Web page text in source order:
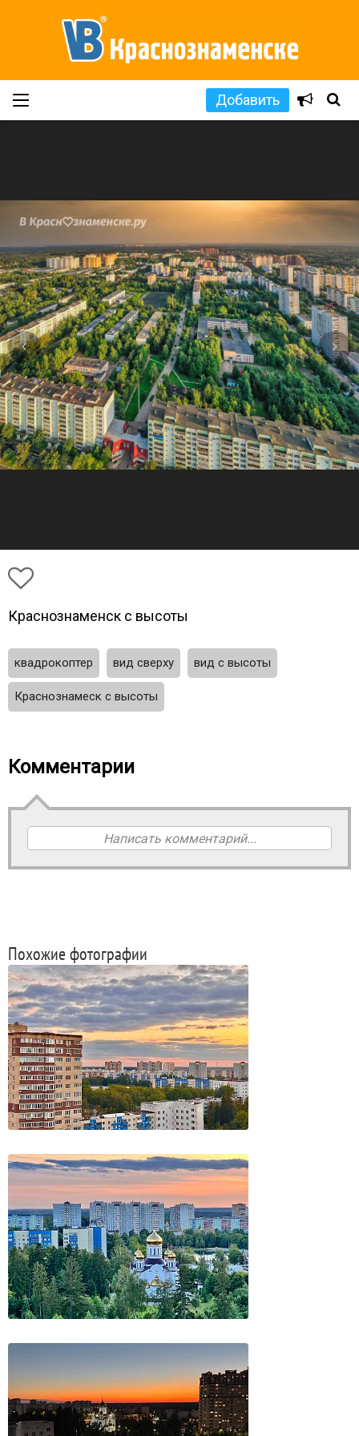
Добавить
Краснознаменск с высоты
квадрокоптер вид сверху вид с высоты
Краснознамеск с высоты
Комментарии
Написать комментарий...
Похожие фотографии